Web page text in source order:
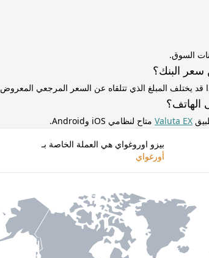
السوق.
يختلف المبلغ الذي تتلقاه عن السعر المرجعي المعروض
الهاتف؟
Valuta EX متاح لنظامي iOS وAndroid.
بيزو اوروغواي هي العملة الخاصة بـ
أورغواي